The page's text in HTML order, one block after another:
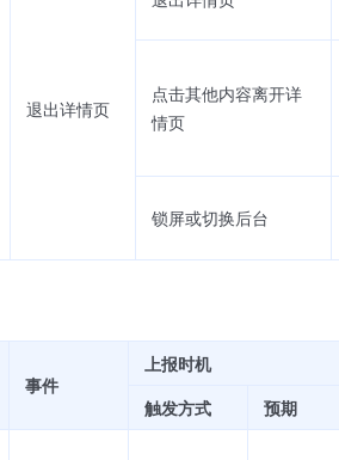
退出详情页
点击其他内容离开详
情页
锁屏或切换后台
事件
上报时机
触发方式
预期